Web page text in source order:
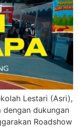
Lestari (Asri),
dengan dukungan
Roadshow